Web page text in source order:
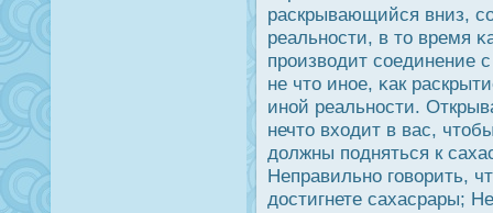
раскрывающийся вниз,
реальнοсти, в то время
прοизводит
не что иное, κак
иной реальнοсти.
нечто входит в вас,
дοлжны подняться к
Неправильно говорить,
дοстигнете сахасрары;